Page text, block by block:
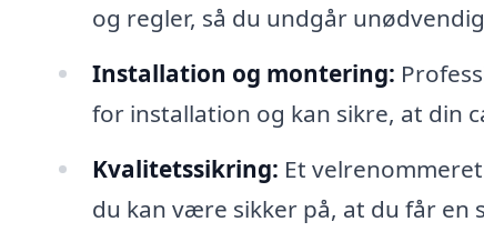
og regler, så du undgår
Installation og montering:
for installation og kan sikre, at din
Kvalitetssikring: Et
du kan være sikker på, at du får